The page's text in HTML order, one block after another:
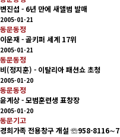
변진섭 - 6년 만에 새앨범 발매
2005-01-21
동문동정
이운재 - 골키퍼 세계 17위
2005-01-21
동문동정
비(정지훈) - 이탈리아 패션쇼 초청
2005-01-20
동문동정
윤계상 - 모범훈련생 표창장
2005-01-20
동문기고
경희가족 전용창구 개설 ☏958-8116∼7